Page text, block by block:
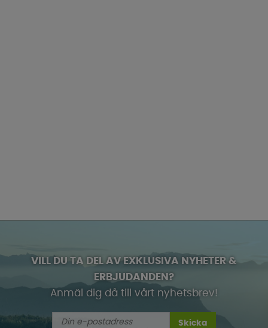
VILL DU TA DEL AV EXKLUSIVA NYHETER &
ERBJUDANDEN?
Anmäl dig då till vårt nyhetsbrev!
Skicka